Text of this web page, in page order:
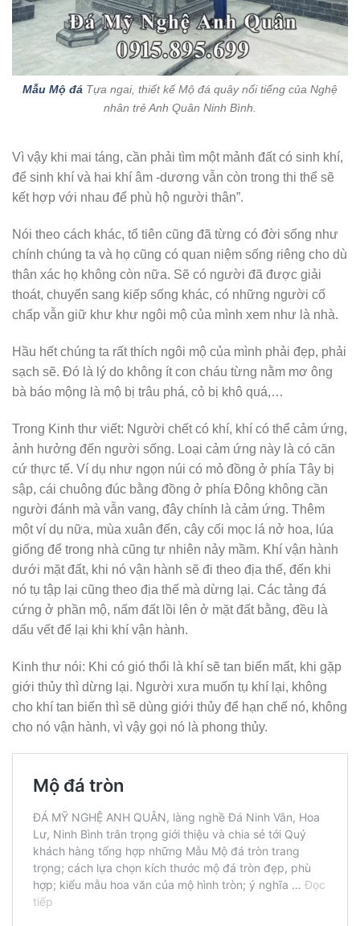
Mẫu Mộ đá Tựa ngai, thiết kế Mộ đá quây nổi tiếng của Nghệ
nhân trẻ Anh Quân Ninh Bình.
Vì vậy khi mai táng, cần phải tìm một mảnh đất có sinh khí,
để sinh khí và hai khí âm -dương vẫn còn trong thi thể sẽ
kết hợp với nhau để phù hộ người thân”.
Nói theo cách khác, tổ tiên cũng đã từng có đời sống như
chính chúng ta và họ cũng có quan niệm sống riêng cho dù
thân xác họ không còn nữa. Sẽ có người đã được giải
thoát, chuyển sang kiếp sống khác, có những người cố
chấp vẫn giữ khư khư ngôi mộ của mình xem như là nhà.
Hầu hết chúng ta rất thích ngôi mộ của mình phải đẹp, phải
sạch sẽ. Đó là lý do không ít con cháu từng nằm mơ ông
bà báo mộng là mộ bị trâu phá, cỏ bị khô quá,…
Trong Kinh thư viết: Người chết có khí, khí có thể cảm ứng,
ảnh hưởng đến người sống. Loại cảm ứng này là có căn
cứ thực tế. Ví dụ như ngọn núi có mỏ đồng ở phía Tây bị
sập, cái chuông đúc bằng đồng ở phía Đông không cần
người đánh mà vẫn vang, đây chính là cảm ứng. Thêm
một ví dụ nữa, mùa xuân đến, cây cối mọc lá nở hoa, lúa
giống để trong nhà cũng tự nhiên nảy mầm. Khí vận hành
dưới mặt đất, khi nó vận hành sẽ đi theo địa thế, đến khi
nó tụ tập lại cũng theo địa thế mà dừng lại. Các tảng đá
cứng ở phần mộ, nấm đất lồi lên ở mặt đất bằng, đều là
dấu vết để lại khi khí vận hành.
Kinh thư nói: Khi có gió thổi là khí sẽ tan biến mất, khi gặp
giới thủy thì dừng lại. Người xưa muốn tụ khí lại, không
cho khí tan biến thì sẽ dùng giới thủy để hạn chế nó, không
cho nó vận hành, vì vậy gọi nó là phong thủy.